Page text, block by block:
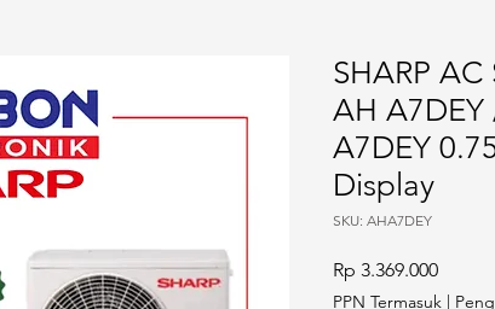
SHARP
AH
A7DEY
Display
SKU: AHA7DEY
Rp 3.369.000Harga
PPN Termasuk |